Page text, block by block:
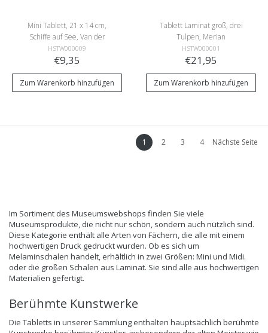
Mini Tablett, 21 x 14 cm,
Schiffe auf See, Van der
Velde
HSTW000009
€9,35
Zum Warenkorb hinzufügen
Tablett Laminat groß, drei
Tulpen, Merian
HSTW000001
€21,95
Zum Warenkorb hinzufügen
1 2 3 4 Nächste Seite
Im Sortiment des Museumswebshops finden Sie viele
Museumsprodukte, die nicht nur schön, sondern auch nützlich sind.
Diese Kategorie enthält alle Arten von Fächern, die alle mit einem
hochwertigen Druck gedruckt wurden. Ob es sich um
Melaminschalen handelt, erhältlich in zwei Größen: Mini und Midi.
oder die großen Schalen aus Laminat. Sie sind alle aus hochwertigen
Materialien gefertigt.
Berühmte Kunstwerke
Die Tabletts in unserer Sammlung enthalten hauptsächlich berühmte